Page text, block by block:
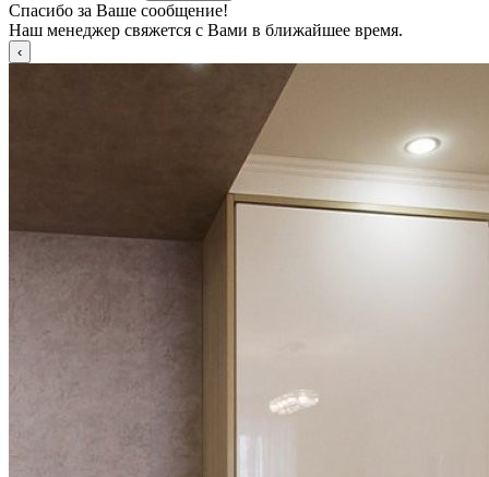
Спасибо за Ваше сообщение!
Наш менеджер свяжется с Вами в ближайшее время.